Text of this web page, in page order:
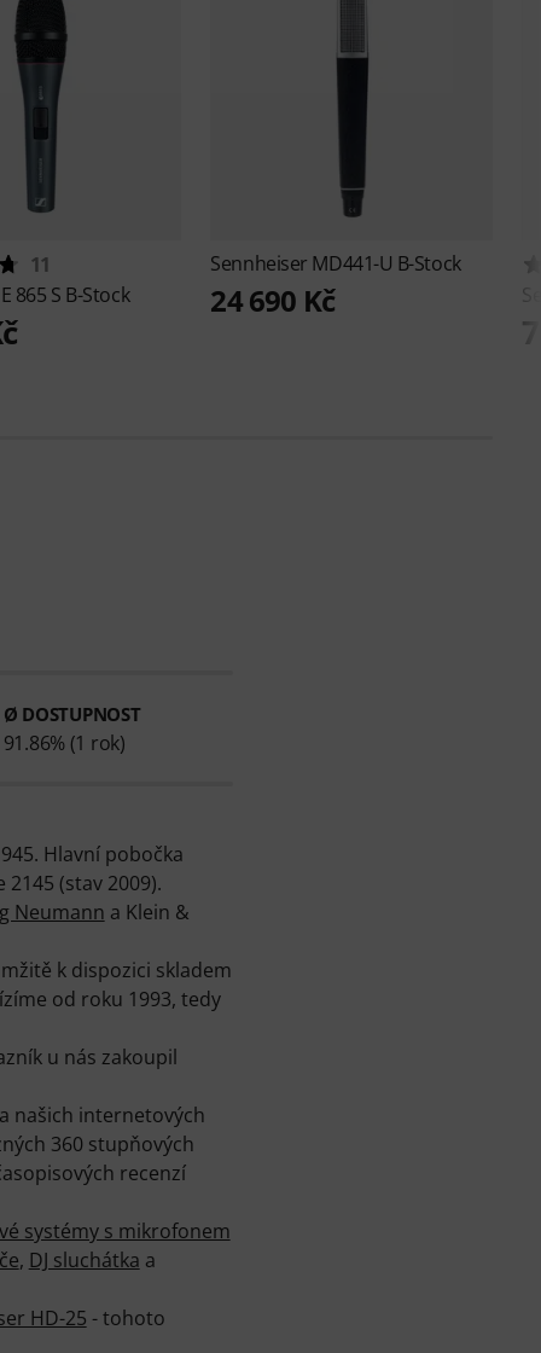
11
E 865 S B-Stock
Sennheiser MD441-U B-Stock
24 690 Kč
Ø DOSTUPNOST
91.86% (1 rok)
Hlavní pobočka
(stav 2009).
Neumann a Klein &
k dispozici skladem
od roku 1993, tedy
u nás zakoupil
našich internetových
360 stupňových
recenzí
systémy s mikrofonem
, DJ sluchátka a
HD-25 - tohoto